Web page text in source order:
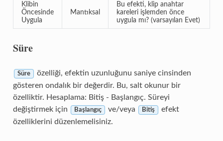
Klibin
Öncesinde
Uygula
Mantıksal
Bu efekti, klip anahtar
kareleri işlemden önce
uygula mı? (varsayılan Evet)
Süre
Süre
özelliği, efektin uzunluğunu saniye cinsinden
gösteren ondalık bir değerdir. Bu, salt okunur bir
özelliktir. Hesaplama: Bitiş - Başlangıç. Süreyi
değiştirmek için
Başlangıç ve/veya Bitiş
efekt
özelliklerini düzenlemelisiniz.